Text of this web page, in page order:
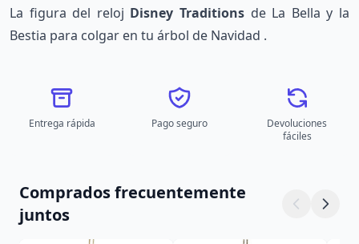
La figura del reloj Disney Traditions de La Bella y la
Bestia para colgar en tu árbol de Navidad .
Entrega rápida Pago seguro
Devoluciones
fáciles
Comprados frecuentemente
juntos